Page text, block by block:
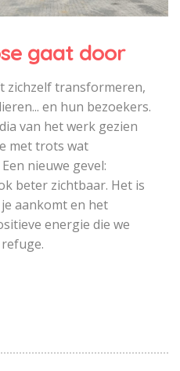
gaat door
zichzelf transformeren,
en hun bezoekers.
van het werk gezien
met trots wat
nieuwe gevel:
beter zichtbaar. Het is
aankomt en het
energie die we